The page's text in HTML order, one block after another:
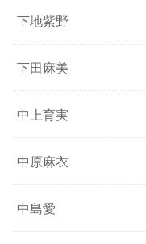
下地紫野
下田麻美
中上育実
中原麻衣
中島愛